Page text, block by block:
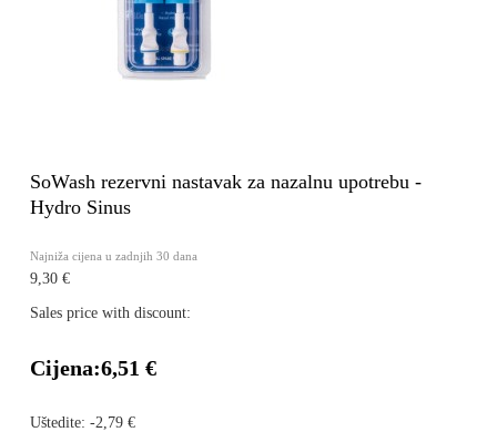
SoWash rezervni nastavak za nazalnu upotrebu -
Hydro Sinus
Najniža cijena u zadnjih 30 dana
9,30 €
Sales price with discount:
Cijena:6,51 €
Uštedite: -2,79 €